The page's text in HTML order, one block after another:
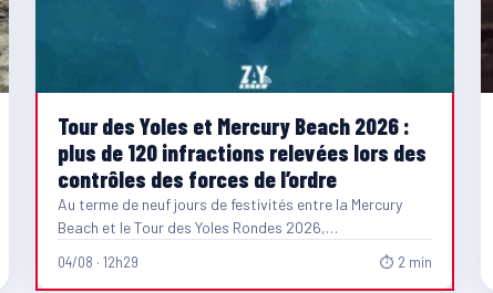
Tour des Yoles et Mercury Beach 2026 :
plus de 120 infractions relevées lors des
contrôles des forces de l’ordre
Au terme de neuf jours de festivités entre la Mercury
Beach et le Tour des Yoles Rondes 2026,…
04/08 · 12h29 ⏱ 2 min